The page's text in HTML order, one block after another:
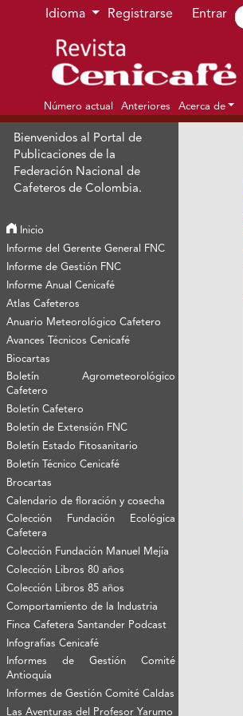
Ir al menú de navegación principal
Ir al contenido principal
Ir al pie de página del sitio
Idioma Registrarse Entrar
Número actual Anteriores Acerca de
Bienvenidos al Portal de
Publicaciones de la
Federación Nacional de
Cafeteros de Colombia.
Inicio
Informe del Gerente General FNC
Informe de Gestión FNC
Informe Anual Cenicafé
Atlas Cafeteros
Anuario Meteorológico Cafetero
Avances Técnicos Cenicafé
Biocartas
Boletín Agrometeorológico
Cafetero
Boletín Cafetero
Boletín de Extensión FNC
Boletín Estado Fitosanitario
Boletín Técnico Cenicafé
Brocartas
Calendario de floración y cosecha
Colección Fundación Ecológica
Cafetera
Colección Fundación Manuel Mejía
Colección Libros 80 años
Colección Libros 85 años
Comportamiento de la Industria
Finca Cafetera Santander Podcast
Infografías Cenicafé
Informes de Gestión Comité
Antioquía
Informes de Gestión Comité Caldas
Las Aventuras del Profesor Yarumo